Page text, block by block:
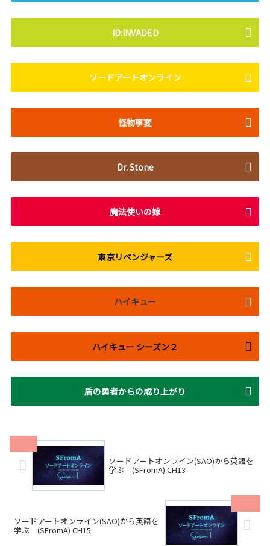
ID:INVADED
ソードアートオンライン
怪物事変
Dr. Stone
魔法使いの嫁
東京リベンジャーズ
ハイキュー
ハイキュー シーズン２
盾の勇者からの成り上がり
ソードアートオンライン(SAO)から英語を
学ぶ (SFromA) CH13
ソードアートオンライン(SAO)から英語を
学ぶ (SFromA) CH15